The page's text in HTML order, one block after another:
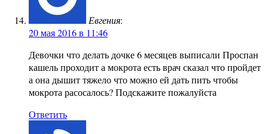
Евгения:
20 мая 2016 в 11:46
Девочки что делать дочке 6 месяцев выписали Проспан
кашель проходит а мокрота есть врач сказал что пройдет
а она дышит тяжело что можно ей дать пить чтобы
мокрота расосалось? Подскажите пожалуйста
Ответить